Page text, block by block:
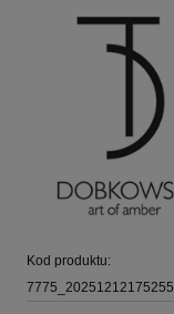
Kod produktu:
7775_20251212175255